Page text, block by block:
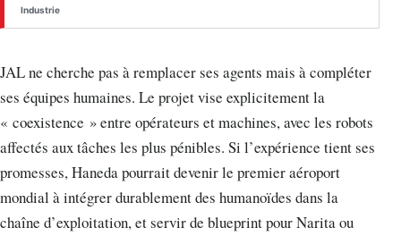
Industrie
JAL ne cherche pas à remplacer ses agents mais à compléter
ses équipes humaines. Le projet vise explicitement la
« coexistence » entre opérateurs et machines, avec les robots
affectés aux tâches les plus pénibles. Si l’expérience tient ses
promesses, Haneda pourrait devenir le premier aéroport
mondial à intégrer durablement des humanoïdes dans la
chaîne d’exploitation, et servir de blueprint pour Narita ou